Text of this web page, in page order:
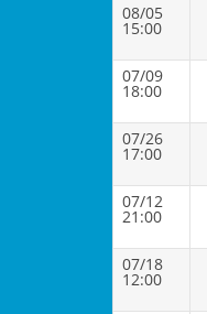
08/05
15:00
07/09
18:00
07/26
17:00
07/12
21:00
07/18
12:00